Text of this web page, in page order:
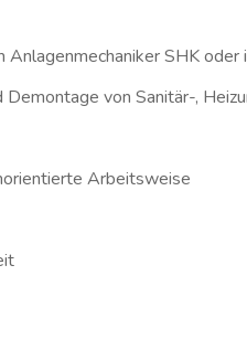
SHK oder
von Sanitär-,
Arbeitsweise